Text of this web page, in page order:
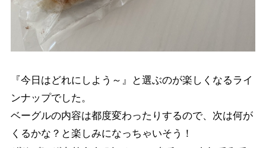
『今日はどれにしよう～』と選ぶのが楽しくなるライ
ンナップでした。
ベーグルの内容は都度変わったりするので、次は何が
くるかな？と楽しみになっちゃいそう！